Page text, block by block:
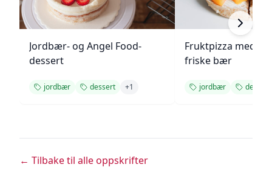
Jordbær- og Angel Food-
dessert
jordbær dessert +1
Fruktpizza med
friske bær
jordbær dessert
← Tilbake til alle oppskrifter